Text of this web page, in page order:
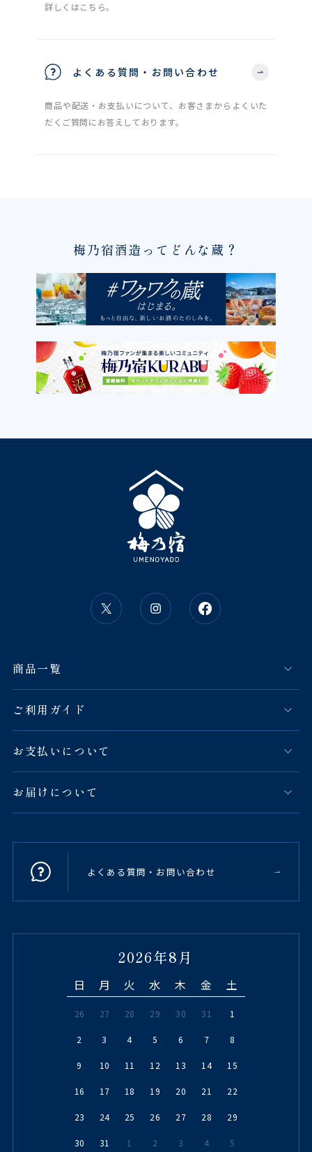
詳しくはこちら。
よくある質問・お問い合わせ
商品や配送・お支払いについて、お客さまからよくいた
だくご質問にお答えしております。
梅乃宿酒造ってどんな蔵？
商品一覧
ご利用ガイド
お支払いについて
お届けについて
よくある質問・お問い合わせ
2026年8月
日 月 火 水 木 金 土
26 27 28 29 30 31 1
2 3 4 5 6 7 8
9 10 11 12 13 14 15
16 17 18 19 20 21 22
23 24 25 26 27 28 29
30 31 1 2 3 4 5